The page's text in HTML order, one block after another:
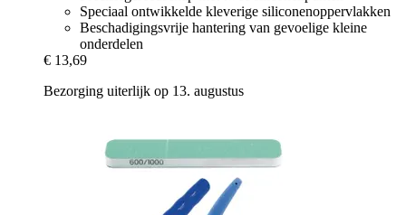
Speciaal ontwikkelde kleverige siliconenoppervlakken
Beschadigingsvrije hantering van gevoelige kleine
onderdelen
€ 13,69
Bezorging uiterlijk op 13. augustus